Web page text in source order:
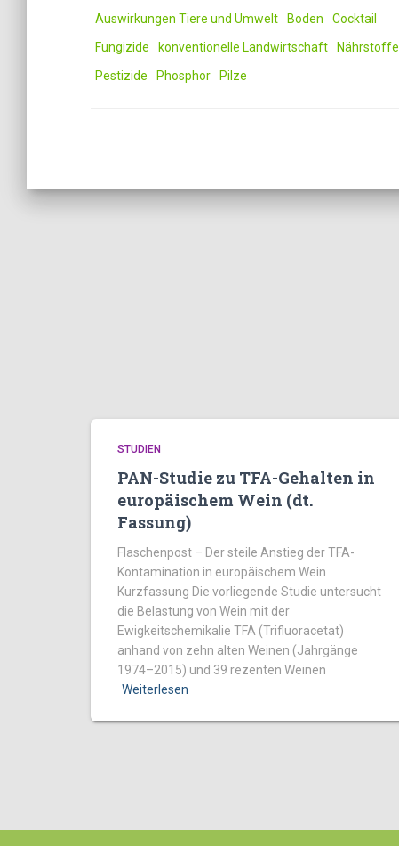
Auswirkungen Tiere und Umwelt
Boden
Cocktail
Fungizide
konventionelle Landwirtschaft
Nährstoffe
Pestizide
Phosphor Pilze
STUDIEN
PAN-Studie zu TFA-Gehalten in
europäischem Wein (dt.
Fassung)
Flaschenpost – Der steile Anstieg der TFA-
Kontamination in europäischem Wein
Kurzfassung Die vorliegende Studie untersucht
die Belastung von Wein mit der
Ewigkeitschemikalie TFA (Trifluoracetat)
anhand von zehn alten Weinen (Jahrgänge
1974–2015) und 39 rezenten Weinen
Weiterlesen